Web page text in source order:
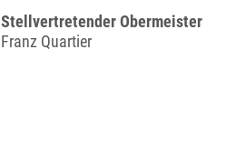
Stellvertretender Obermeister
Franz Quartier